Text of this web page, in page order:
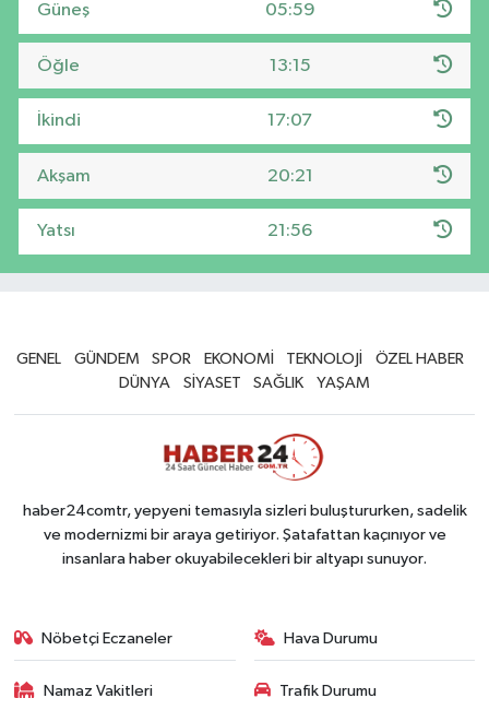
Güneş 05:59
Öğle 13:15
İkindi 17:07
Akşam 20:21
Yatsı 21:56
GENEL GÜNDEM SPOR EKONOMİ TEKNOLOJİ
ÖZEL HABER
DÜNYA
SİYASET SAĞLIK YAŞAM
haber24comtr, yepyeni temasıyla sizleri buluştururken, sadelik
ve modernizmi bir araya getiriyor. Şatafattan kaçınıyor ve
insanlara haber okuyabilecekleri bir altyapı sunuyor.
Nöbetçi Eczaneler Hava Durumu
Namaz Vakitleri Trafik Durumu